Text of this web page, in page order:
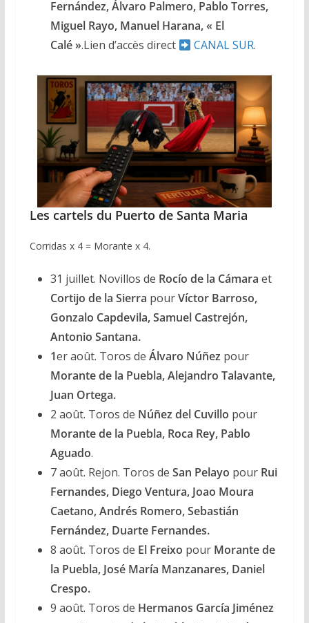
Fernández, Álvaro Palmero, Pablo Torres,
Miguel Rayo, Manuel Harana, « El
Calé ».Lien d’accès direct CANAL SUR.
Les cartels du Puerto de Santa Maria
Corridas x 4 = Morante x 4.
31 juillet. Novillos de Rocío de la Cámara et
Cortijo de la Sierra pourVíctor Barroso,
Gonzalo Capdevila, Samuel Castrejón,
Antonio Santana.
1er août. Toros de Álvaro Núñez pour
Morante de la Puebla, Alejandro Talavante,
Juan Ortega.
2 août. Toros de Núñez del Cuvillo pour
Morante de la Puebla, Roca Rey, Pablo
Aguado.
7 août. Rejon. Toros de San Pelayo pour Rui
Fernandes, Diego Ventura, Joao Moura
Caetano, Andrés Romero, Sebastián
Fernández, Duarte Fernandes.
8 août. Toros de El Freixo pour Morante de
la Puebla, José María Manzanares, Daniel
Crespo.
9 août. Toros de Hermanos García Jiménez